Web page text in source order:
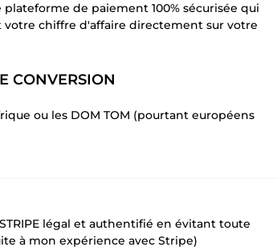
de paiement 100% sécurisée qui
chiffre d'affaire directement sur votre
CONVERSION
ou les DOM TOM (pourtant européens
légal et authentifié en évitant toute
à mon expérience avec Stripe)